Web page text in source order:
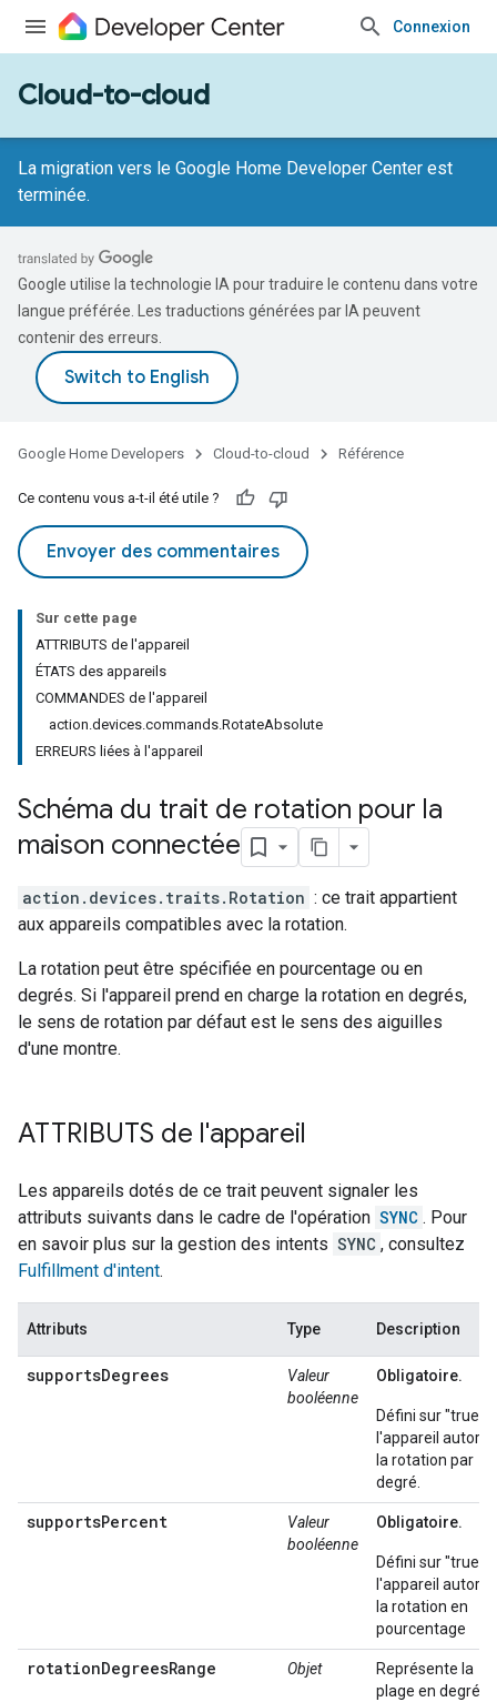
Connexion
Cloud-to-cloud
La migration vers le Google Home Developer Center est
terminée.
Google utilise la technologie IA pour traduire le contenu dans votre
langue préférée. Les traductions générées par IA peuvent
contenir des erreurs.
Google Home Developers Cloud-to-cloud Référence
Ce contenu vous a-t-il été utile ?
Envoyer des commentaires
Sur cette page
ATTRIBUTS de l'appareil
ÉTATS des appareils
COMMANDES de l'appareil
action.devices.commands.RotateAbsolute
ERREURS liées à l'appareil
Schéma du trait de rotation pour la
maison connectée
action.devices.traits.Rotation : ce trait appartient
aux appareils compatibles avec la rotation.
La rotation peut être spécifiée en pourcentage ou en
degrés. Si l'appareil prend en charge la rotation en degrés,
le sens de rotation par défaut est le sens des aiguilles
d'une montre.
ATTRIBUTS de l'appareil
Les appareils dotés de ce trait peuvent signaler les
attributs suivants dans le cadre de l'opération SYNC . Pour
en savoir plus sur la gestion des intents SYNC , consultez
Fulfillment d'intent.
Attributs Type Description
supportsDegrees
Valeur
booléenne
Obligatoire.
Défini sur "true"
l'appareil
la rotation par
degré.
supportsPercent
Valeur
booléenne
Obligatoire.
Défini sur "true"
l'appareil
la rotation en
pourcentage
rotationDegreesRange Objet
Représente la
plage en degrés